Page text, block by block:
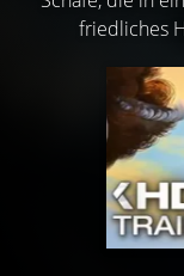
friedliches